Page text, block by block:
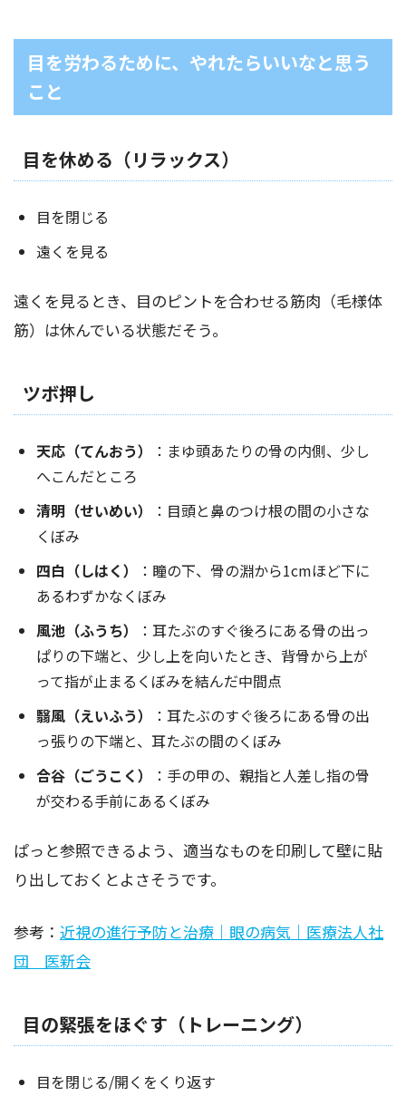
目を労わるために、やれたらいいなと思う
こと
目を休める（リラックス）
目を閉じる
遠くを見る
遠くを見るとき、目のピントを合わせる筋肉（毛様体
筋）は休んでいる状態だそう。
ツボ押し
天応（てんおう）
：まゆ頭あたりの骨の内側、少し
へこんだところ
清明（せいめい）
：目頭と鼻のつけ根の間の小さな
くぼみ
四白（しはく）
：瞳の下、骨の淵から1cmほど下に
あるわずかなくぼみ
風池（ふうち）
：耳たぶのすぐ後ろにある骨の出っ
ぱりの下端と、少し上を向いたとき、背骨から上が
って指が止まるくぼみを結んだ中間点
翳風（えいふう）
：耳たぶのすぐ後ろにある骨の出
っ張りの下端と、耳たぶの間のくぼみ
合谷（ごうこく）
：手の甲の、親指と人差し指の骨
が交わる手前にあるくぼみ
ぱっと参照できるよう、適当なものを印刷して壁に貼
り出しておくとよさそうです。
参考： 近視の進行予防と治療｜眼の病気｜医療法人社
団 医新会
目の緊張をほぐす（トレーニング）
目を閉じる/開くをくり返す